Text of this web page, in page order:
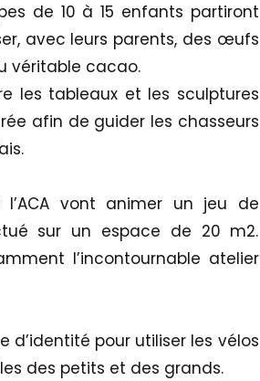
de 10 à 15 enfants partiront
avec leurs parents, des œufs
véritable cacao.
les tableaux et les sculptures
afin de guider les chasseurs
vont animer un jeu de
sur un espace de 20 m2.
l’incontournable atelier
d’identité pour utiliser les vélos
des petits et des grands.